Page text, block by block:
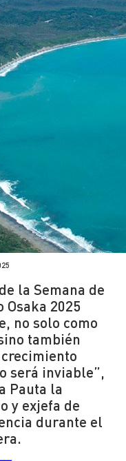
la Semana de
2025
no solo como
también
será inviable”,
Pauta la
y exjefa de
durante el